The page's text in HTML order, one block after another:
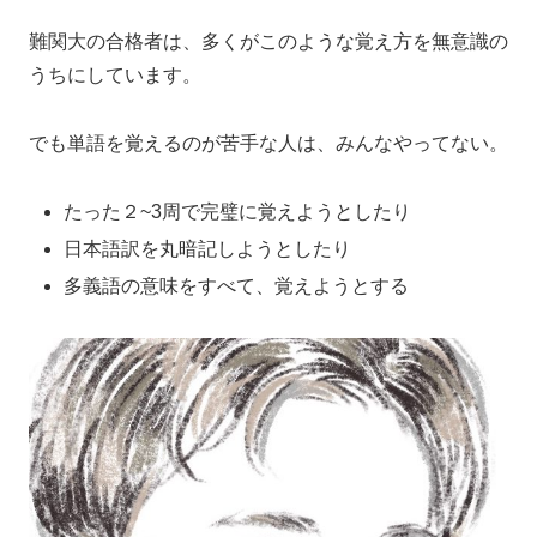
難関大の合格者は、多くがこのような覚え方を無意識の
うちにしています。
でも単語を覚えるのが苦手な人は、みんなやってない。
たった２~3周で完璧に覚えようとしたり
日本語訳を丸暗記しようとしたり
多義語の意味をすべて、覚えようとする